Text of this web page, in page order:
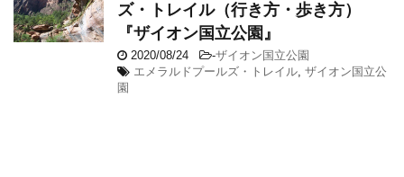
ズ・トレイル（行き方・歩き方）
『ザイオン国立公園』
2020/08/24 -ザイオン国立公園
エメラルドプールズ・トレイル, ザイオン国立公
園